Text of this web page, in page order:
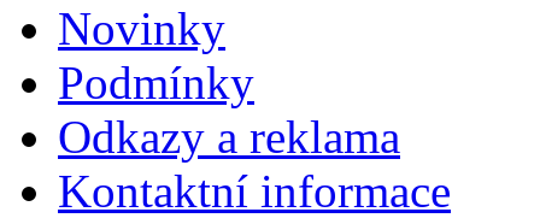
Novinky
Podmínky
Odkazy a reklama
Kontaktní informace